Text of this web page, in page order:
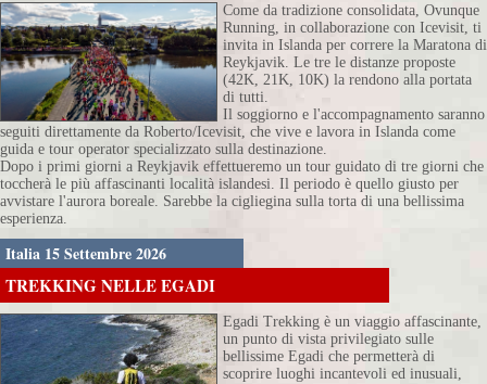
Come da tradizione consolidata, Ovunque
Running, in collaborazione con Icevisit, ti
invita in Islanda per correre la Maratona di
Reykjavik. Le tre le distanze proposte
(42K, 21K, 10K) la rendono alla portata
di tutti.
Il soggiorno e l'accompagnamento saranno
seguiti direttamente da Roberto/Icevisit, che vive e lavora in Islanda come
guida e tour operator specializzato sulla destinazione.
Dopo i primi giorni a Reykjavik effettueremo un tour guidato di tre giorni che
toccherà le più affascinanti località islandesi. Il periodo è quello giusto per
avvistare l'aurora boreale. Sarebbe la cigliegina sulla torta di una bellissima
esperienza.
Italia 15 Settembre 2026
TREKKING NELLE EGADI
Egadi Trekking è un viaggio affascinante,
un punto di vista privilegiato sulle
bellissime Egadi che permetterà di
scoprire luoghi incantevoli ed inusuali,